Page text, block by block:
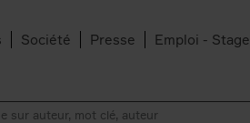
Société Presse Emploi - Stage